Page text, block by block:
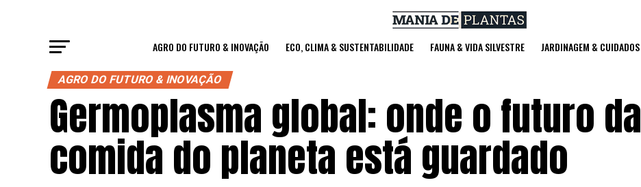
AGRO DO FUTURO & INOVAÇÃO ECO, CLIMA & SUSTENTABILIDADE FAUNA & VIDA SILVESTRE JARDINAGEM & CUIDADOS
AGRO DO FUTURO & INOVAÇÃO
Germoplasma global: onde o futuro da
comida do planeta está guardado